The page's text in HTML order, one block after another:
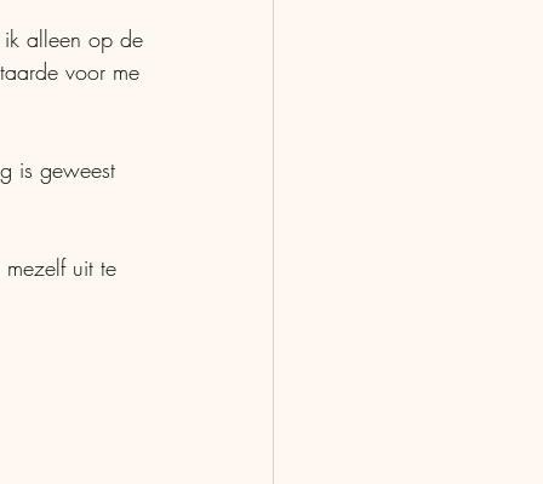
alleen op de
voor me
is geweest
uit te